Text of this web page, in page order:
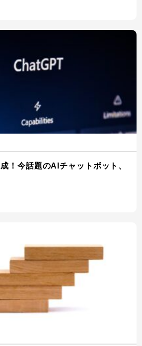
！今話題のAIチャットボット、